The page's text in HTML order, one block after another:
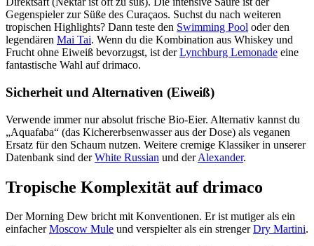
Gegenspieler zur Süße des Curaçaos. Suchst du nach weiteren
tropischen Highlights? Dann teste den Swimming Pool oder den
legendären Mai Tai. Wenn du die Kombination aus Whiskey und
Frucht ohne Eiweiß bevorzugst, ist derLynchburg Lemonade eine
fantastische Wahl auf drimaco.
Sicherheit und Alternativen (Eiweiß)
Verwende immer nur absolut frische Bio-Eier. Alternativ kannst du
„Aquafaba“ (das Kichererbsenwasser aus der Dose) als veganen
Ersatz für den Schaum nutzen. Weitere cremige Klassiker in unserer
Datenbank sind derWhite Russian und derAlexander.
Tropische Komplexität auf drimaco
Der Morning Dew bricht mit Konventionen. Er ist mutiger als ein
einfacherMoscow Mule und verspielter als ein strengerDry Martini.